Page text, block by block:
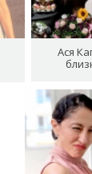
Ася